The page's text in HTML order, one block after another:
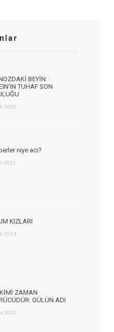
BEYİN:
TUHAF SON
2012
niye acı?
2012
KIZLARI
2014
ZAMAN
GÜLÜN ADI
2012